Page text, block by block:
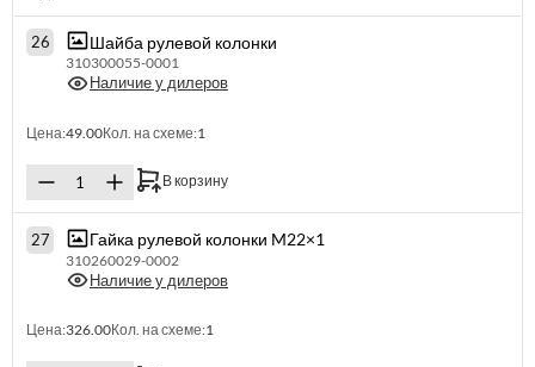
26 Шайба рулевой колонки
310300055-0001
Наличие у дилеров
Цена:49.00Кол. на схеме:1
В корзину
27 Гайка рулевой колонки M22×1
310260029-0002
Наличие у дилеров
Цена:326.00Кол. на схеме:1